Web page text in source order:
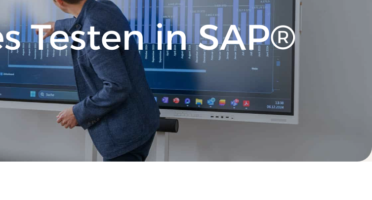
Testen in SAP®